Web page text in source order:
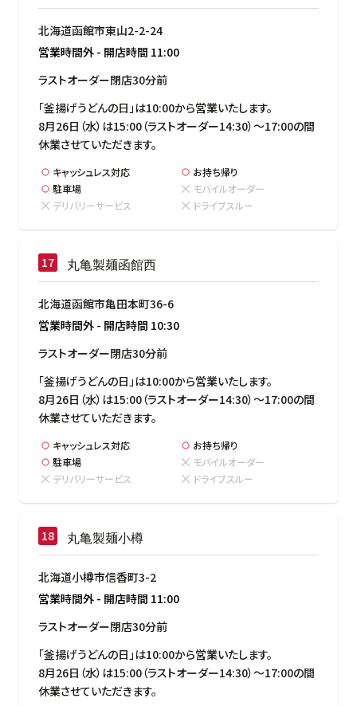
北海道函館市東山2-2-24
営業時間外 - 開店時間 11:00
ラストオーダー閉店30分前
「釜揚げうどんの日」は10:00から営業いたします。
8月26日（水）は15:00（ラストオーダー14:30）～17:00の間
休業させていただきます。
キャッシュレス対応
お持ち帰り
駐車場
モバイルオーダー
デリバリーサービス
ドライブスルー
丸亀製麺函館西
北海道函館市亀田本町36-6
営業時間外 - 開店時間 10:30
ラストオーダー閉店30分前
「釜揚げうどんの日」は10:00から営業いたします。
8月26日（水）は15:00（ラストオーダー14:30）～17:00の間
休業させていただきます。
キャッシュレス対応
お持ち帰り
駐車場
モバイルオーダー
デリバリーサービス
ドライブスルー
丸亀製麺小樽
北海道小樽市信香町3-2
営業時間外 - 開店時間 11:00
ラストオーダー閉店30分前
「釜揚げうどんの日」は10:00から営業いたします。
8月26日（水）は15:00（ラストオーダー14:30）～17:00の間
休業させていただきます。